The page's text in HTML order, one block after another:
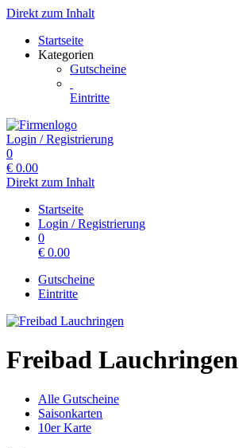
Direkt zum Inhalt
Startseite
Kategorien
Gutscheine
Eintritte
Login / Registrierung
0
€ 0.00
Direkt zum Inhalt
Startseite
Login / Registrierung
0
€ 0.00
Gutscheine
Eintritte
Freibad Lauchringen
Alle Gutscheine
Saisonkarten
10er Karte